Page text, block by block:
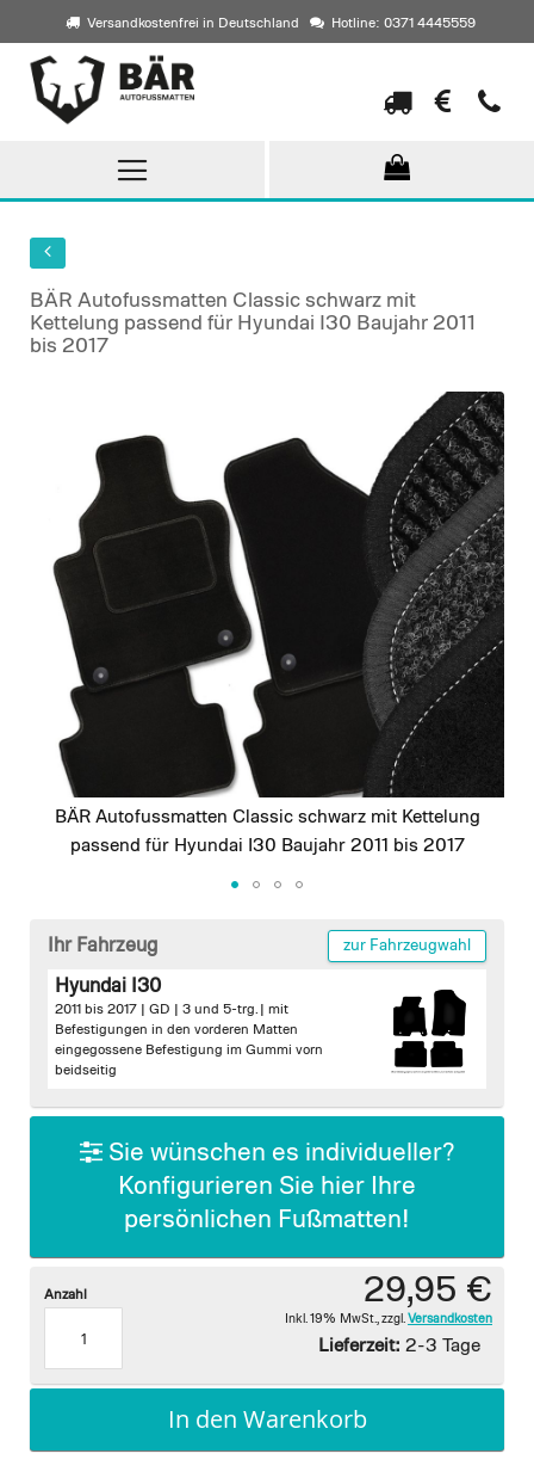
Versandkostenfrei in Deutschland Hotline: 0371 4445559
Direkt
zum
Inhalt
BÄR Autofussmatten Classic schwarz mit
Kettelung passend für Hyundai I30 Baujahr 2011
bis 2017
images
gallery
BÄR Autofussmatten Classic schwarz mit Kettelung
passend für Hyundai I30 Baujahr 2011 bis 2017
beginning
images
Ihr Fahrzeug zur Fahrzeugwahl
Hyundai I30
2011 bis 2017 | GD | 3 und 5-trg. | mit
Befestigungen in den vorderen Matten
eingegossene Befestigung im Gummi vorn
beidseitig
Sie wünschen es individueller?
Konfigurieren Sie hier Ihre
persönlichen Fußmatten!
29,95 €
Inkl. 19% MwSt. zzgl. Versandkosten
Lieferzeit: 2-3 Tage
Anzahl
In den Warenkorb